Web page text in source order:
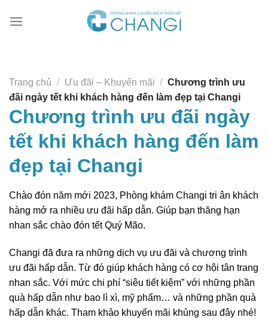
đến
Trang chủ / Ưu đãi – Khuyến mãi / Chương trình ưu
đãi ngày tết khi khách hàng đến làm đẹp tại Changi
Chương trình ưu đãi ngày
tết khi khách hàng đến làm
đẹp tại Changi
Chào đón năm mới 2023, Phòng khám Changi tri ân khách
hàng mở ra nhiều ưu đãi hấp dẫn. Giúp bạn thăng hạn
nhan sắc chào đón tết Quý Mão.
Changi đã đưa ra những dịch vụ ưu đãi và chương trình
ưu đãi hấp dẫn. Từ đó giúp khách hàng có cơ hội tân trang
nhan sắc. Với mức chi phí “siêu tiết kiệm” với những phần
quà hấp dẫn như bao lì xì, mỹ phẩm… và những phần quà
hấp dẫn khác. Tham khảo khuyến mãi khủng sau đây nhé!